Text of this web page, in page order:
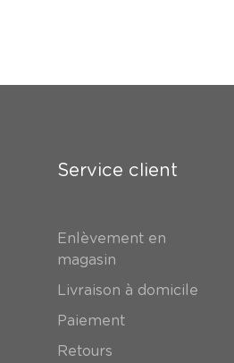
Service client
Enlèvement en
magasin
Livraison à domicile
Paiement
Retours